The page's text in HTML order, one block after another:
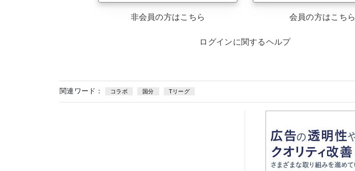
非会員の方はこちら 会員の方はこちら
ログインに関するヘルプ
関連ワード： コラボ 国分 Tリーグ